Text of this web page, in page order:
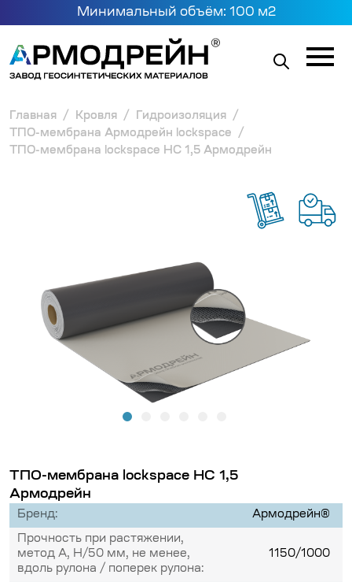
Главная Кровля
Гидроизоляция
ТПО-мембрана Армодрейн lockspace
ТПО-мембрана lockspace HC 1,5 Армодрейн
ТПО-мембрана lockspace HC 1,5
Армодрейн
Бренд: Армодрейн®
Прочность при растяжении,
метод А, Н/50 мм, не менее,
вдоль рулона / поперек рулона:
1150/1000
Минимальный объём: 100 м2